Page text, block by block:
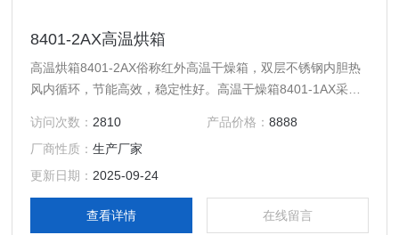
8401-2AX高温烘箱
高温烘箱8401-2AX俗称红外高温干燥箱，双层不锈钢内胆热
风内循环，节能高效，稳定性好。高温干燥箱8401-1AX采用
孔位于箱体背部，4AX安全散热孔位于顶部。高温加热仓，齿
轮转动平衡风轮，数字控温，可编程控制，工作室有效空间温
度均匀性好，PID智能系统，多波段升温，恒温。
访问次数： 2810 产品价格： 8888
厂商性质：生产厂家
更新日期： 2025-09-24
查看详情 在线留言